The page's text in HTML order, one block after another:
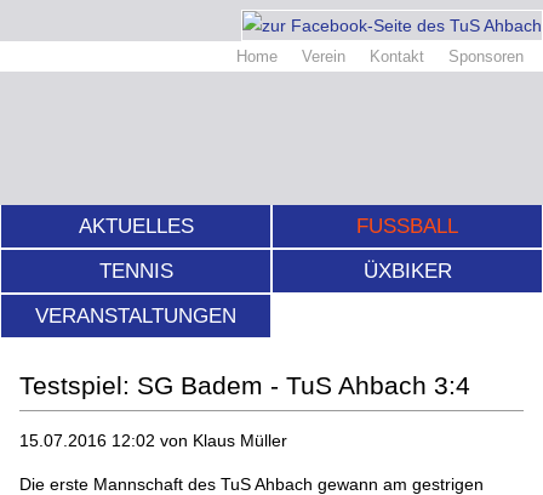
Home Verein Kontakt Sponsoren
AKTUELLES
FUSSBALL
TENNIS
ÜXBIKER
VERANSTALTUNGEN
Testspiel: SG Badem - TuS Ahbach 3:4
15.07.2016 12:02 von Klaus Müller
Die erste Mannschaft des TuS Ahbach gewann am gestrigen